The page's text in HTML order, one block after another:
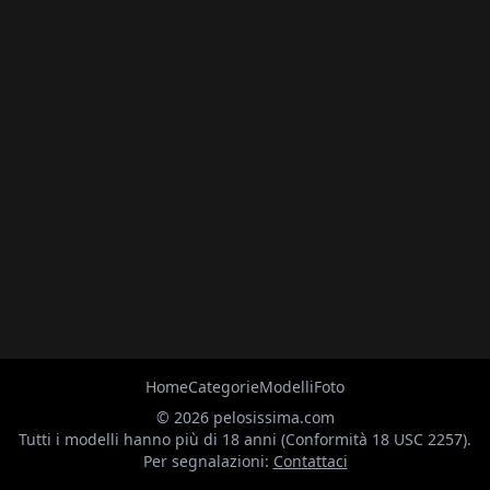
HomeCategorieModelliFoto
© 2026 pelosissima.com
Tutti i modelli hanno più di 18 anni (Conformità 18 USC 2257).
Per segnalazioni: Contattaci